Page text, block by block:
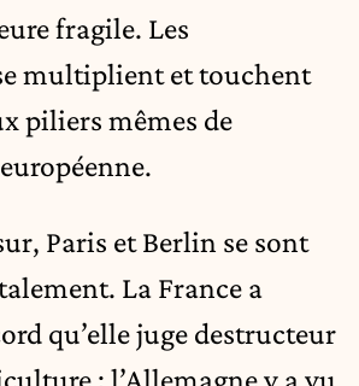
fragile. Les
multiplient et touchent
piliers mêmes de
Paris et Berlin se sont
La France a
qu’elle juge destructeur
; l’Allemagne y a vu